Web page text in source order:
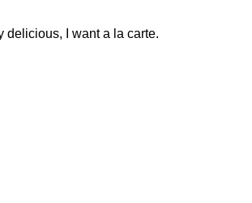
delicious, I want a la carte.